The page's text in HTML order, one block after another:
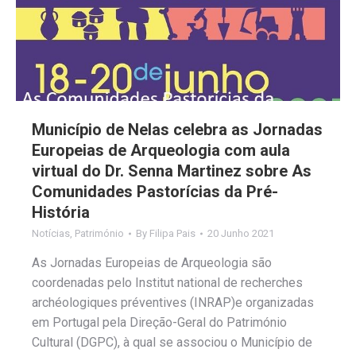
Município de Nelas celebra as Jornadas
Europeias de Arqueologia com aula
virtual do Dr. Senna Martinez sobre As
Comunidades Pastorícias da Pré-
História
Notícias, Património By Filipa Pais 20 Junho 2021
As Jornadas Europeias de Arqueologia são
coordenadas pelo Institut national de recherches
archéologiques préventives (INRAP)e organizadas
em Portugal pela Direção-Geral do Património
Cultural (DGPC), à qual se associou o Município de